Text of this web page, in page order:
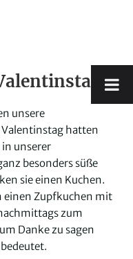
unsere
hatten
unserer
besonders süße
sie einen Kuchen.
einen Zupfkuchen mit
zum
Danke zu sagen